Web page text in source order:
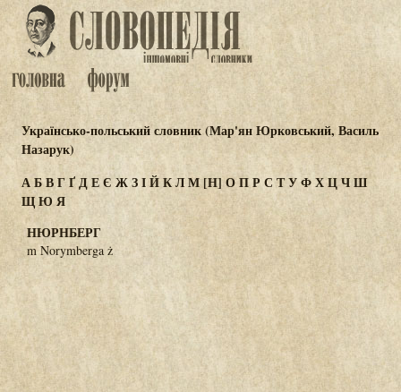
Українсько-польський словник (Мар'ян Юрковський, Василь
Назарук)
АБВГҐДЕЄЖЗІЙКЛМ [Н] ОПР С ТУФХЦЧШ
ЩЮЯ
НЮРНБЕРГ
m Norymberga ż